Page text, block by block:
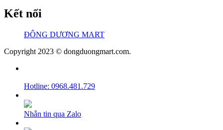
Kết nối
ĐÔNG DƯƠNG MART
Copyright 2023 © dongduongmart.com.
Hotline: 0968.481.729
Nhắn tin qua Zalo